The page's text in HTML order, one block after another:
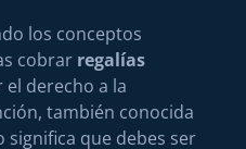
los conceptos
cobrar regalías
el derecho a la
también conocida
significa que debes ser